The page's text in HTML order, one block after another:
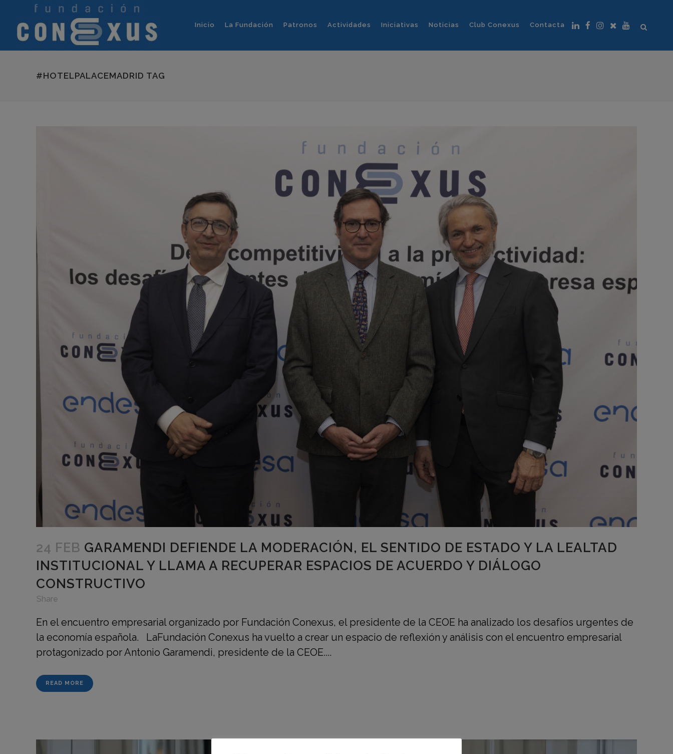
Inicio La Fundación Patronos Actividades Iniciativas Noticias Club Conexus Contacta
#HOTELPALACEMADRID TAG
24 FEB GARAMENDI DEFIENDE LA MODERACIÓN, EL SENTIDO DE ESTADO Y LA LEALTAD
INSTITUCIONAL Y LLAMA A RECUPERAR ESPACIOS DE ACUERDO Y DIÁLOGO
CONSTRUCTIVO
Share
En el encuentro empresarial organizado por Fundación Conexus, el presidente de la CEOE ha analizado los desafíos urgentes de
la economía española. LaFundación Conexus ha vuelto a crear un espacio de reflexión y análisis con el encuentro empresarial
protagonizado por Antonio Garamendi, presidente de la CEOE....
READ MORE